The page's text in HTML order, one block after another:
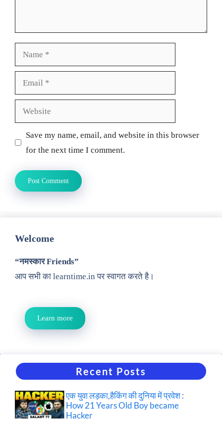
Website
Save my name, email, and website in this browser
for the next time I comment.
Welcome
“नमस्कार Friends”
आप सभी का learntime.in पर स्वागत करते है।
Learn more
Recent Posts
एक युवा लड़का,हैकिंग की दुनिया में प्रवेश :
How 21 Years Old Boy became
Hacker